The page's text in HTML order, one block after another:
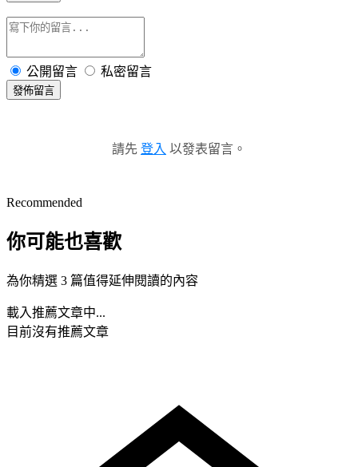
公開留言 私密留言
發佈留言
請先 登入 以發表留言。
Recommended
你可能也喜歡
為你精選 3 篇值得延伸閱讀的內容
載入推薦文章中...
目前沒有推薦文章